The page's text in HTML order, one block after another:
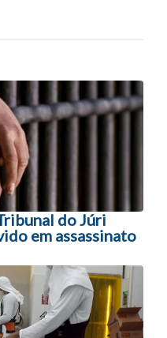
posts
do Júri
em assassinato